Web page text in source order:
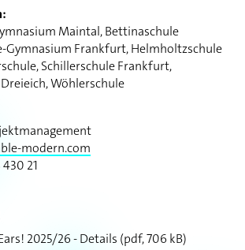
Maintal, Bettinaschule
Gymnasium Frankfurt, Helmholtzschule
Schillerschule Frankfurt,
Wöhlerschule
modern.com
21
2025/26 - Details (pdf, 706 kB)